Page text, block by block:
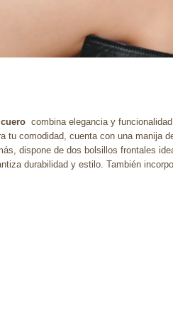
combina elegancia y
tu comodidad, cuenta con una
dispone de dos bolsillos frontales
durabilidad y estilo. También